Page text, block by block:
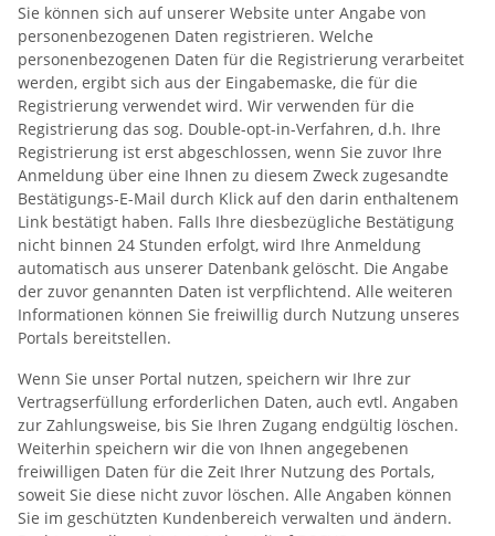
Sie können sich auf unserer Website unter Angabe von
personenbezogenen Daten registrieren. Welche
personenbezogenen Daten für die Registrierung verarbeitet
werden, ergibt sich aus der Eingabemaske, die für die
Registrierung verwendet wird. Wir verwenden für die
Registrierung das sog. Double-opt-in-Verfahren, d.h. Ihre
Registrierung ist erst abgeschlossen, wenn Sie zuvor Ihre
Anmeldung über eine Ihnen zu diesem Zweck zugesandte
Bestätigungs-E-Mail durch Klick auf den darin enthaltenem
Link bestätigt haben. Falls Ihre diesbezügliche Bestätigung
nicht binnen 24 Stunden erfolgt, wird Ihre Anmeldung
automatisch aus unserer Datenbank gelöscht. Die Angabe
der zuvor genannten Daten ist verpflichtend. Alle weiteren
Informationen können Sie freiwillig durch Nutzung unseres
Portals bereitstellen.
Wenn Sie unser Portal nutzen, speichern wir Ihre zur
Vertragserfüllung erforderlichen Daten, auch evtl. Angaben
zur Zahlungsweise, bis Sie Ihren Zugang endgültig löschen.
Weiterhin speichern wir die von Ihnen angegebenen
freiwilligen Daten für die Zeit Ihrer Nutzung des Portals,
soweit Sie diese nicht zuvor löschen. Alle Angaben können
Sie im geschützten Kundenbereich verwalten und ändern.